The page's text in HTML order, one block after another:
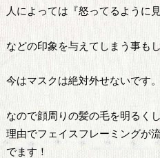
人によっては『怒ってるように
などの印象を与えてしまう事も
今はマスクは絶対外せないです。
なので顔周りの髪の毛を明るく
理由でフェイスフレーミングが
でます！